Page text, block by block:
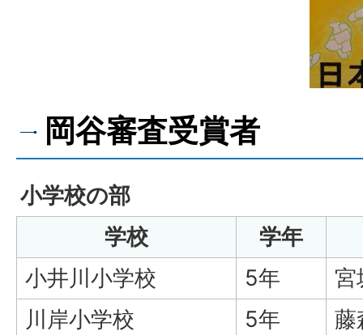
岡谷審査受賞者
小学校の部
学校
学年
小井川小学校
5年
宮
川岸小学校
5年
藤